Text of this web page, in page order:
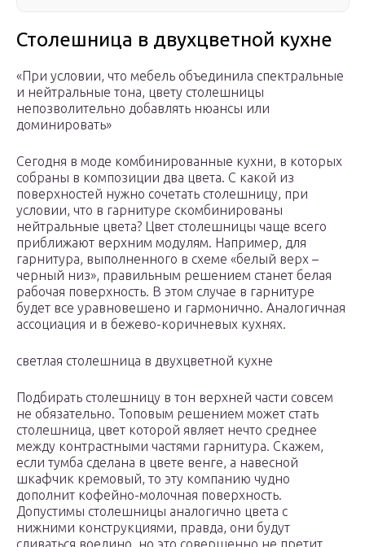
Столешница в двухцветной кухне
«При условии, что мебель объединила спектральные
и нейтральные тона, цвету столешницы
непозволительно добавлять нюансы или
доминировать»
Сегодня в моде комбинированные кухни, в которых
собраны в композиции два цвета. С какой из
поверхностей нужно сочетать столешницу, при
условии, что в гарнитуре скомбинированы
нейтральные цвета? Цвет столешницы чаще всего
приближают верхним модулям. Например, для
гарнитура, выполненного в схеме «белый верх –
черный низ», правильным решением станет белая
рабочая поверхность. В этом случае в гарнитуре
будет все уравновешено и гармонично. Аналогичная
ассоциация и в бежево-коричневых кухнях.
светлая столешница в двухцветной кухне
Подбирать столешницу в тон верхней части совсем
не обязательно. Топовым решением может стать
столешница, цвет которой являет нечто среднее
между контрастными частями гарнитура. Скажем,
если тумба сделана в цвете венге, а навесной
шкафчик кремовый, то эту компанию чудно
дополнит кофейно-молочная поверхность.
Допустимы столешницы аналогично цвета с
нижними конструкциями, правда, они будут
сливаться воедино, но это совершенно не претит